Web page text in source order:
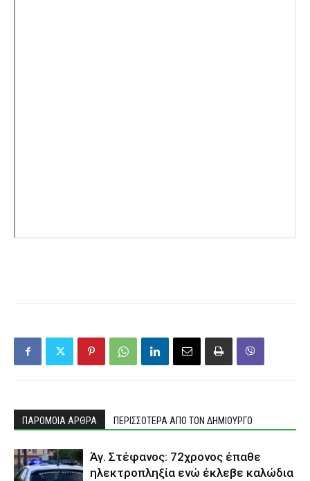
ΠΑΡΟΜΟΙΑ ΑΡΘΡΑ ΠΕΡΙΣΣΟΤΕΡΑ ΑΠΟ ΤΟΝ ΔΗΜΙΟΥΡΓΟ
Άγ. Στέφανος: 72χρονος έπαθε
ηλεκτροπληξία ενώ έκλεβε καλώδια